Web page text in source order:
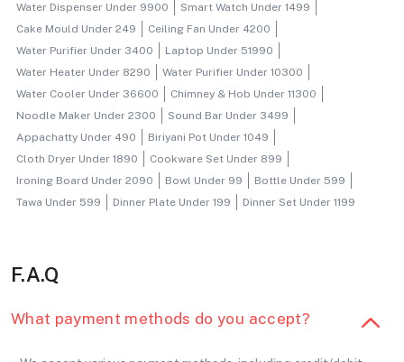
Water Dispenser Under 9900
Smart Watch Under 1499
Cake Mould Under 249
Ceiling Fan Under 4200
Water Purifier Under 3400
Laptop Under 51990
Water Heater Under 8290
Water Purifier Under 10300
Water Cooler Under 36600
Chimney & Hob Under 11300
Noodle Maker Under 2300
Sound Bar Under 3499
Appachatty Under 490
Biriyani Pot Under 1049
Cloth Dryer Under 1890
Cookware Set Under 899
Ironing Board Under 2090
Bowl Under 99
Bottle Under 599
Tawa Under 599
Dinner Plate Under 199 Dinner Set Under 1199
F.A.Q
What payment methods do you accept?